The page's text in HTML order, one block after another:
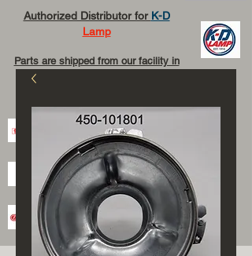
Authorized Distributor for K-D
Lamp
Parts are shipped from our facility in